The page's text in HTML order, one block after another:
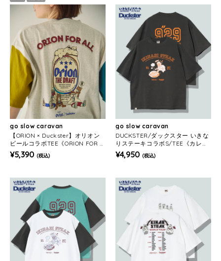
go slow caravan
【ORION × Duckster】オリオン
ビールコラボTEE《ORION FOR A
LL》(MENS)
¥5,390 (税込)
go slow caravan
DUCKSTER/ダックスター いきな
りステーキコラボS/TEE《カレッ
ジ》(MENS)
¥4,950 (税込)